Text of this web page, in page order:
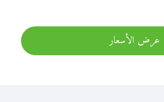
عرض الأسعار